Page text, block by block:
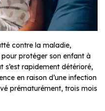
contre la maladie,
protéger son enfant à
s’est rapidement détérioré,
en raison d’une infection
prématurément, trois mois